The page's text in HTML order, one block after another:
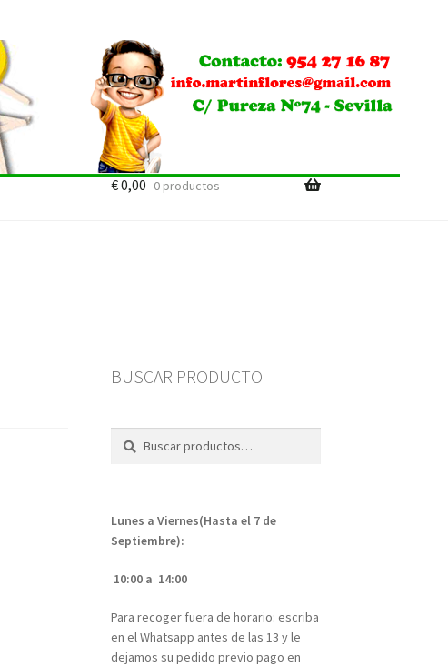
€0,00 0 productos
BUSCAR PRODUCTO
Buscar
Buscar
Lunes a Viernes(Hasta el 7 de
Septiembre):
10:00 a 14:00
Para recoger fuera de horario: escriba
en el Whatsapp antes de las 13 y le
dejamos su pedido previo pago en